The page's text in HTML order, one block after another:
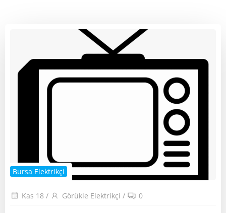
Bursa Elektrikçi
Kas 18 / Görükle Elektrikçi / 0